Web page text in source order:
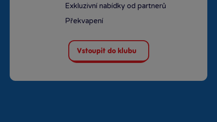
Exkluzivní nabídky od partnerů
Překvapení
Vstoupit do klubu